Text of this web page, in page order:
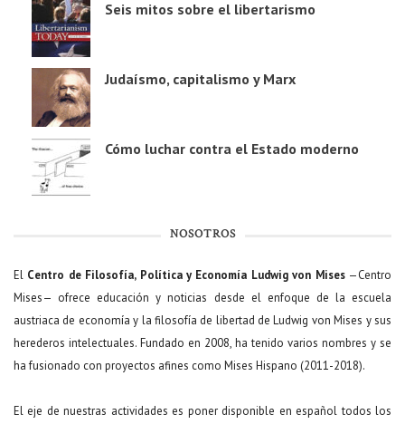
Seis mitos sobre el libertarismo
Judaísmo, capitalismo y Marx
Cómo luchar contra el Estado moderno
NOSOTROS
El Centro de Filosofía, Política y Economía Ludwig von Mises—Centro
Mises— ofrece educación y noticias desde el enfoque de la escuela
austriaca de economía y la filosofía de libertad de Ludwig von Mises y sus
herederos intelectuales. Fundado en 2008, ha tenido varios nombres y se
ha fusionado con proyectos afines como Mises Hispano (2011-2018).
El eje de nuestras actividades es poner disponible en español todos los